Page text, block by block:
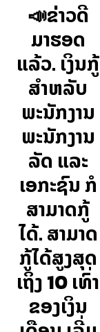
📣ຂ່າວດີ
ມາຮອດ
ແລ້ວ. ເງິນກູ້
ສຳຫລັບ
ພະນັກງານ
ພະນັກງານ
ລັດ ແລະ
ເອກະຊົນ ກໍ
ສາມາດກູ້
ໄດ້. ສາມາດ
ກູ້ໄດ້ສູງສຸດ
ເຖິງ 10 ເທົ່າ
ຂອງເງິນ